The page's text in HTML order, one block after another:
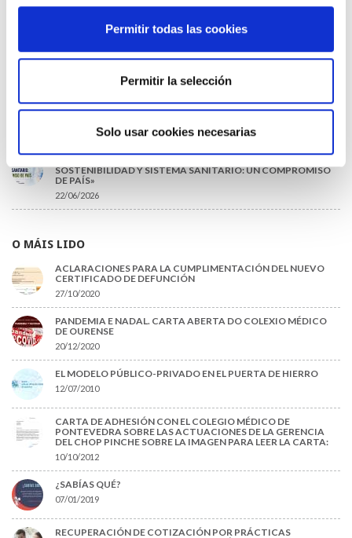
Permitir todas las cookies
Permitir la selección
Solo usar cookies necesarias
09/07/2026
EL COLEGIO DE MÉDICOS DE OURENSE EXIGE MEDIDAS
URGENCIAS DEL CHUO
COLEGIADAS/OS EN ACTIVO QUE HAN EJERCIDO O EJERCEN
03/07/2026
SOSTENIBILIDAD Y SISTEMA SANITARIO: UN COMPROMISO
DE PAÍS»
22/06/2026
O MÁIS LIDO
ACLARACIONES PARA LA CUMPLIMENTACIÓN DEL NUEVO
CERTIFICADO DE DEFUNCIÓN
27/10/2020
PANDEMIA E NADAL. CARTA ABERTA DO COLEXIO MÉDICO
DE OURENSE
20/12/2020
EL MODELO PÚBLICO-PRIVADO EN EL PUERTA DE HIERRO
12/07/2010
CARTA DE ADHESIÓN CON EL COLEGIO MÉDICO DE
PONTEVEDRA SOBRE LAS ACTUACIONES DE LA GERENCIA
DEL CHOP PINCHE SOBRE LA IMAGEN PARA LEER LA CARTA:
10/10/2012
¿SABÍAS QUÉ?
07/01/2019
RECUPERACIÓN DE COTIZACIÓN POR PRÁCTICAS